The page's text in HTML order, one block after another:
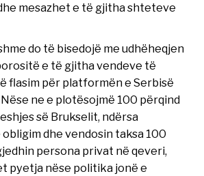
mesazhet e të gjitha shteteve
do të bisedojë me udhëheqjen
e të gjitha vendeve të
flasim për platformën e Serbisë
ne e plotësojmë 100 përqind
së Brukselit, ndërsa
dhe vendosin taksa 100
persona privat në qeveri,
pyetja nëse politika jonë e